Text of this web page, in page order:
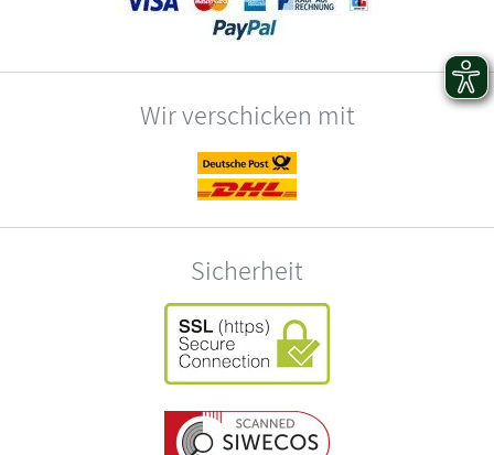
Wir verschicken mit
Sicherheit